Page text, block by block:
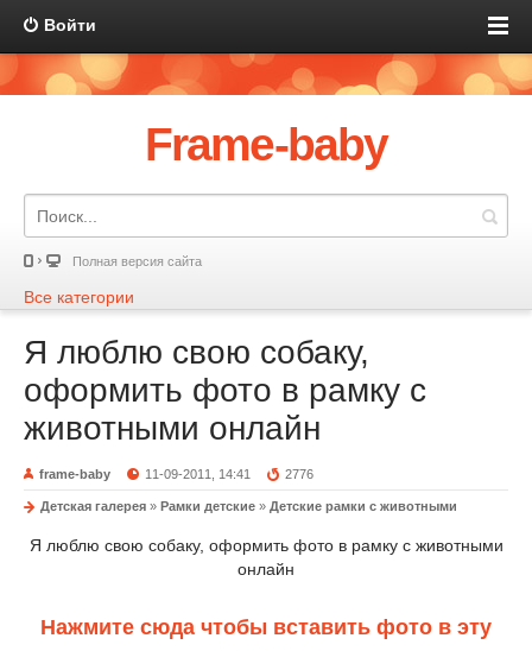
Войти
Frame-baby
Полная версия сайта
Все категории
Я люблю свою собаку,
оформить фото в рамку с
животными онлайн
frame-baby 11-09-2011, 14:41 2776
Детская галерея » Рамки детские » Детские рамки с животными
Я люблю свою собаку, оформить фото в рамку с животными
онлайн
Нажмите сюда чтобы вставить фото в эту